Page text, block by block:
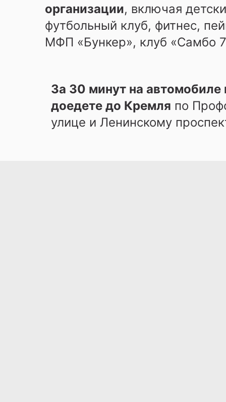
организации, включая
футбольный клуб, фитнес,
МФП «Бункер», клуб «Самбо
За 30 минут на автомобиле
доедете до Кремля по
улице и Ленинскому